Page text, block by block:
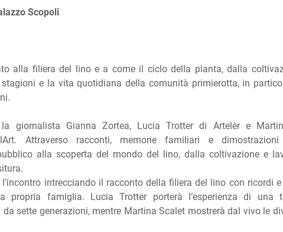
Scopoli
alla filiera del lino e a come il ciclo della pianta, dalla
e la vita quotidiana della comunità primierotta, in
giornalista Gianna Zortea, Lucia Trotter di Artelèr e
Attraverso racconti, memorie familiari e
alla scoperta del mondo del lino, dalla coltivazione e
intrecciando il racconto della filiera del lino con ricordi
propria famiglia. Lucia Trotter porterà l’esperienza di una
sette generazioni, mentre Martina Scalet mostrerà dal vivo le